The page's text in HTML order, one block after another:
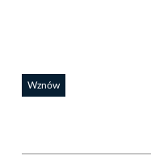
Wznów